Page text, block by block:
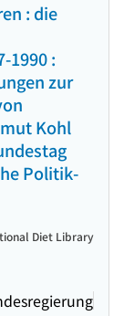
: die
1990 :
zur
Kohl
Politik-
Diet Library